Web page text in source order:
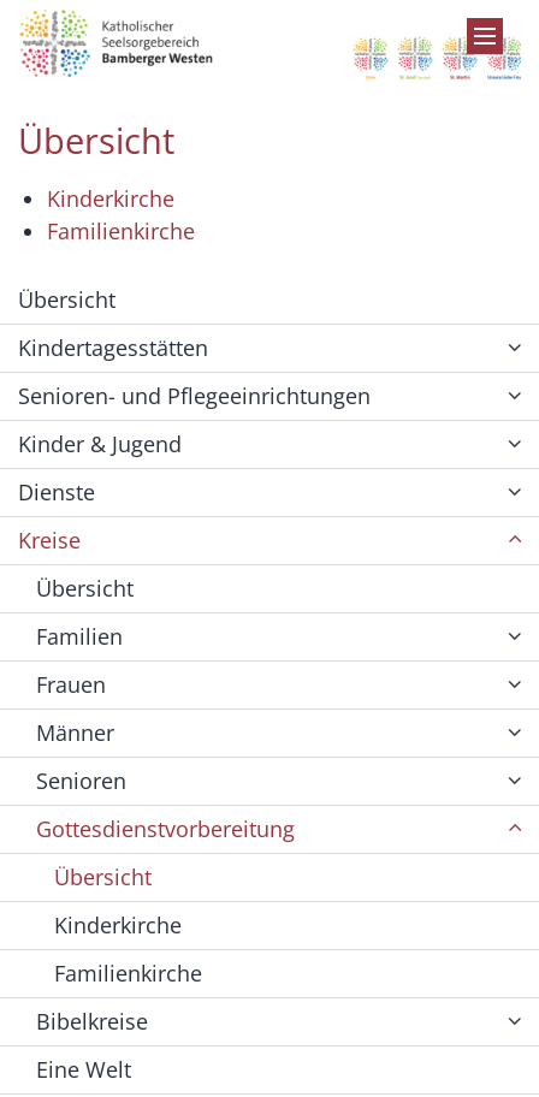
Zum Inhalt springen
Übersicht
Kinderkirche
Familienkirche
Übersicht
Kindertagesstätten
Senioren- und Pflegeeinrichtungen
Kinder & Jugend
Dienste
Kreise
Übersicht
Familien
Frauen
Männer
Senioren
Gottesdienstvorbereitung
Übersicht
Kinderkirche
Familienkirche
Bibelkreise
Eine Welt